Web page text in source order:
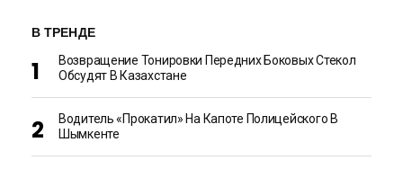
В ТРЕНДЕ
Возвращение Тонировки Передних Боковых Стекол
Обсудят В Казахстане
Водитель «прокатил» На Капоте Полицейского В
Шымкенте